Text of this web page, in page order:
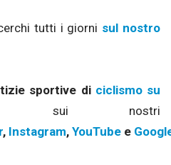
tutti i giorni sul nostro
sportive di ciclismo su
sui nostri
, Instagram, YouTube e